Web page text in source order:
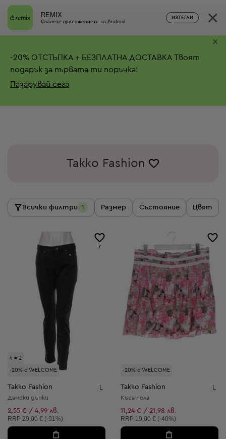
REMIX
Свалете приложението за Android
ИЗТЕГЛИ ×
-20% ОТСТЪПКА + БЕЗПЛАТНА ДОСТАВКА Твоят
подарък за първата ти поръчка!
Пазарувай сега
×
Takko Fashion
Всички филтри 1 Размер Състояние Цвят
4 = 2
-20% с WELCOME
7
Takko Fashion
Дамски дънки
2,55 € / 4,99 лв.
Препоръчителна цена:
RRP 29,00 € (-91%)
-20% с WELCOME
Takko Fashion
Къса пола
11,24 € / 21,98 лв.
Препоръчителна цена:
RRP 19,00 € (-40%)